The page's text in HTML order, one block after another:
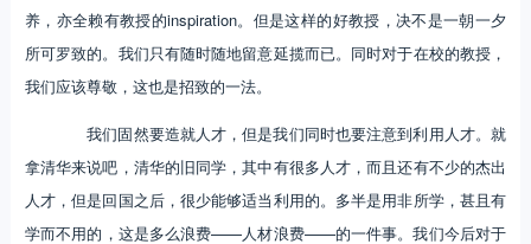
养，亦全赖有教授的inspiration。但是这样的好教授，决不是一朝一夕
所可罗致的。我们只有随时随地留意延揽而已。同时对于在校的教授，
我们应该尊敬，这也是招致的一法。
我们固然要造就人才，但是我们同时也要注意到利用人才。就
拿清华来说吧，清华的旧同学，其中有很多人才，而且还有不少的杰出
人才，但是回国之后，很少能够适当利用的。多半是用非所学，甚且有
学而不用的，这是多么浪费——人材浪费——的一件事。我们今后对于